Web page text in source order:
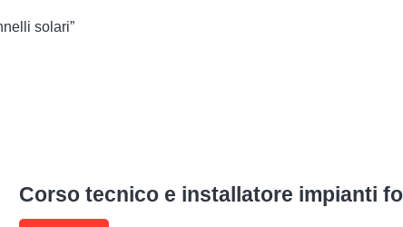
solari”
Corso tecnico e installatore impianti